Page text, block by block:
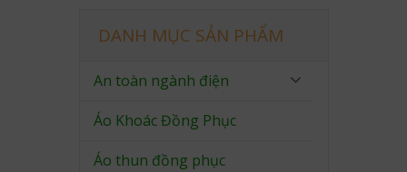
DANH MỤC SẢN PHẨM
An toàn ngành điện
Áo Khoác Đồng Phục
Áo thun đồng phục